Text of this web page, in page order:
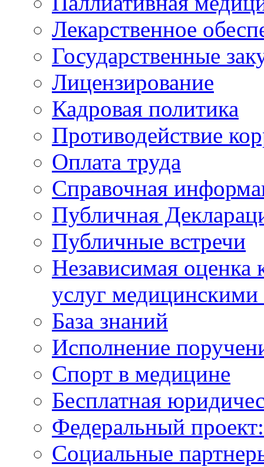
Лекарственное
Государственные
Лицензирование
Кадровая политика
Противодействие
Оплата труда
Справочная
Публичная
Публичные встречи
Независимая оценка
услуг
База знаний
Исполнение
Спорт в медицине
Бесплатная
Федеральный
Социальные